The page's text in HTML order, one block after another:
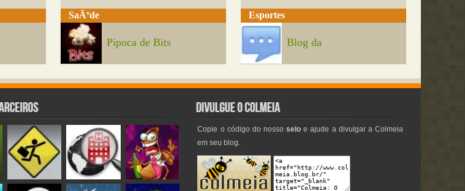
SaÃºde
Pipoca de Bits
Esportes
Blog da
Copie o código do nossoselo e ajude a divulgar a Colmeia
em seu blog.